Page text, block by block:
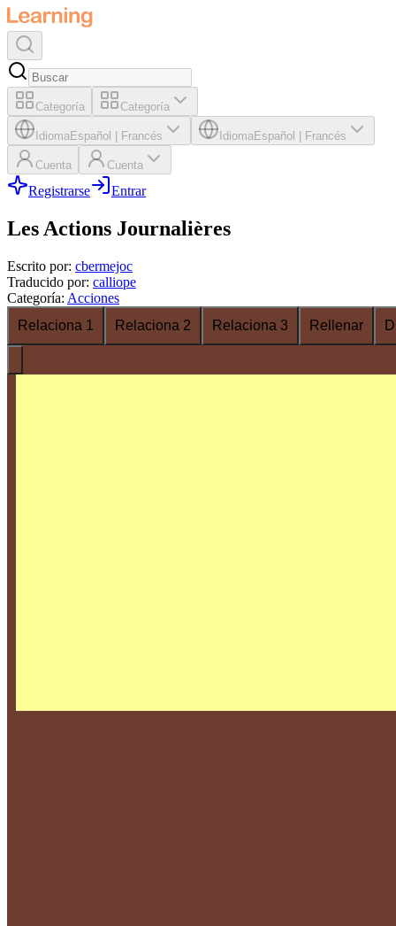
Categoría Categoría
IdiomaEspañol Francés IdiomaEspañol Francés
Cuenta Cuenta
Registrarse Entrar
Les Actions Journalières
Escrito por: cbermejoc
Traducido por: calliope
Categoría: Acciones
Relaciona 1
Relaciona 2 Relaciona 3 Rellenar